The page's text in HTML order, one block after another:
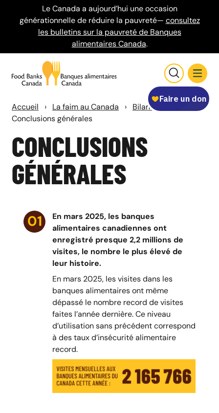
Le Canada a aujourd’hui une occasion
générationnelle de réduire la pauvreté— consultez
les bulletins sur la pauvreté de Banques
alimentaires Canada.
Accueil › La faim au Canada › Bilan-Faim
Conclusions générales
CONCLUSIONS
GÉNÉRALES
01
En mars 2025, les banques
alimentaires canadiennes ont
enregistré presque 2,2 millions de
visites, le nombre le plus élevé de
leur histoire.
En mars 2025, les visites dans les
banques alimentaires ont même
dépassé le nombre record de visites
faites l’année dernière. Ce niveau
d’utilisation sans précédent correspond
à des taux d’insécurité alimentaire
record.